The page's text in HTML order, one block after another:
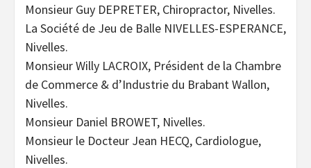
Monsieur Guy DEPRETER, Chiropractor, Nivelles.
La Société de Jeu de Balle NIVELLES-ESPERANCE,
Nivelles.
Monsieur Willy LACROIX, Président de la Chambre
de Commerce & d’Industrie du Brabant Wallon,
Nivelles.
Monsieur Daniel BROWET, Nivelles.
Monsieur le Docteur Jean HECQ, Cardiologue,
Nivelles.